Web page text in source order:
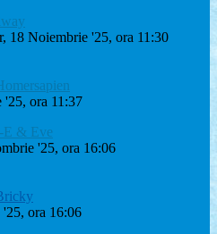
18 Noiembrie '25, ora 11:30
ora 11:37
& Eve
'25, ora 16:06
ora 16:06